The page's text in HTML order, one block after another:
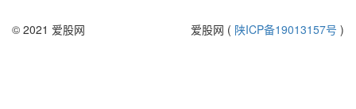
© 2021 爱股网 爱股网 ( 陕ICP备19013157号 )